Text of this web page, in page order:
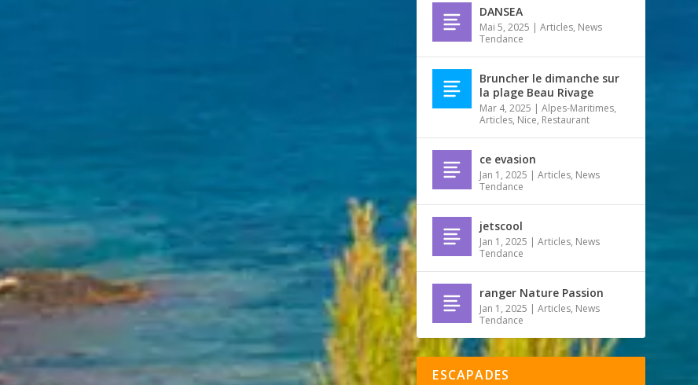
DANSEA
Mai 5, 2025 |Articles, News
Tendance
Bruncher le dimanche sur
la plage Beau Rivage
Mar 4, 2025 |Alpes-Maritimes,
Articles, Nice, Restaurant
ce evasion
Jan 1, 2025 |Articles, News
Tendance
jetscool
Jan 1, 2025 |Articles, News
Tendance
ranger Nature Passion
Jan 1, 2025 |Articles, News
Tendance
ESCAPADES